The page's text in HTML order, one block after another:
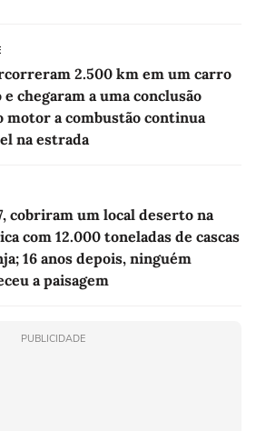
2.500 km em um carro
chegaram a uma conclusão
motor a combustão continua
na estrada
cobriram um local deserto na
com 12.000 toneladas de cascas
16 anos depois, ninguém
a paisagem
PUBLICIDADE